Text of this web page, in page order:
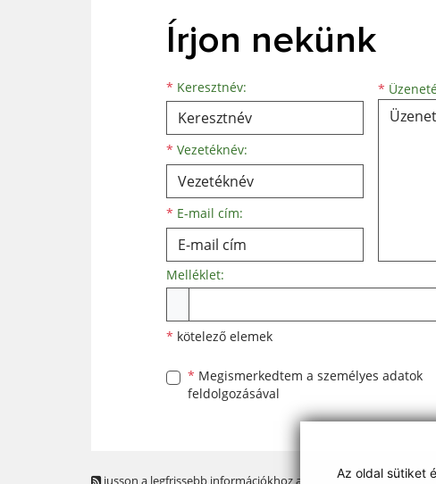
Az oldal sütiket
Írjon nekünk
* Keresztnév:
Keresztnév
* Vezetéknév:
Vezetéknév
* E-mail cím:
E-mail cím *
Melléklet:
* kötelező elemek
* Megismerkedtem a személyes adatok
feldolgozásával
jusson a legfrissebb információkhoz az RSS csatornánkon